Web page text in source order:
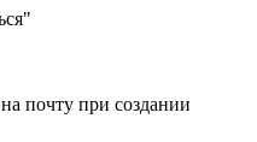
почту при создании